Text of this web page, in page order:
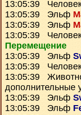
13:05:39
13:05:39 Эльф
13:05:39 Эльф
13:05:39
Перемещение
13:05:39 Эльф
13:05:39
13:05:39
дополнительные
13:05:39 Эльф
13:05:39 Эльф